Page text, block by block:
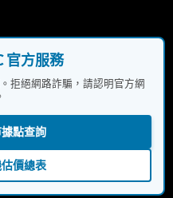
官方服務
拒絕網路詐騙，請認明官方網
點查詢
價總表